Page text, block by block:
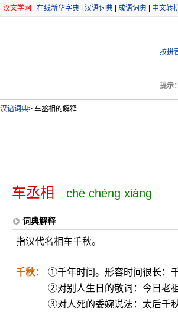
汉文学网 在线新华字典 汉语词典 成语词典 中文转
按拼
提示：
汉语词典> 车丞相的解释
车丞相 chē chéng xiàng
词典解释
指汉代名相车千秋。
千秋：
①千年时间。形容时间很长：
②对别人生日的敬词：今日老
③对人死的委婉说法：太后千